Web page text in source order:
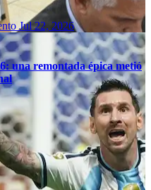
Jul 22, 2026
una remontada épica metió